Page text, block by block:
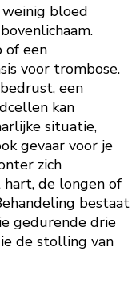
bloed
of een
voor trombose.
een
kan
situatie,
gevaar voor je
zich
de longen of
bestaat
gedurende drie
de stolling van